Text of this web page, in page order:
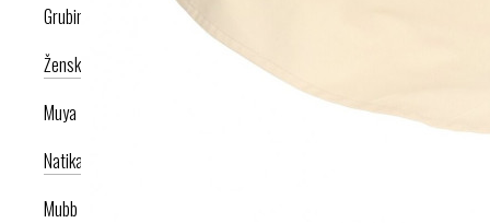
Grubin
Ženska celoletna kolekcija
Moška celoletna kolekcija
Muya
Natikači
Mubb